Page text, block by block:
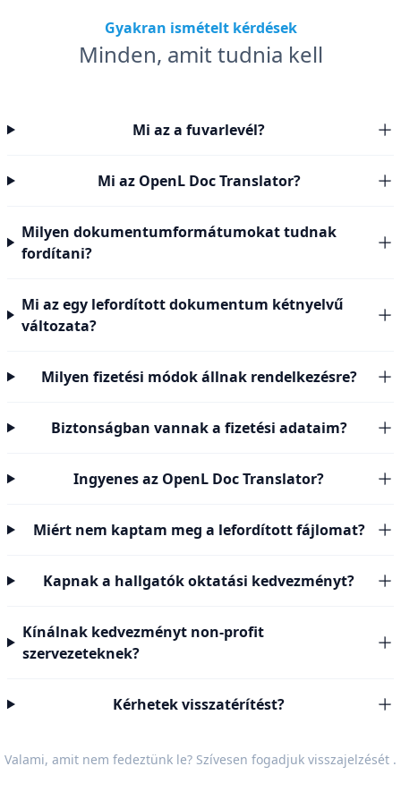
Gyakran ismételt kérdések
Minden, amit tudnia kell
Mi az a fuvarlevél?
Mi az OpenL Doc Translator?
Milyen dokumentumformátumokat tudnak
fordítani?
Mi az egy lefordított dokumentum kétnyelvű
változata?
Milyen fizetési módok állnak rendelkezésre?
Biztonságban vannak a fizetési adataim?
Ingyenes az OpenL Doc Translator?
Miért nem kaptam meg a lefordított fájlomat?
Kapnak a hallgatók oktatási kedvezményt?
Kínálnak kedvezményt non-profit
szervezeteknek?
Kérhetek visszatérítést?
Valami, amit nem fedeztünk le? Szívesen fogadjuk visszajelzését .